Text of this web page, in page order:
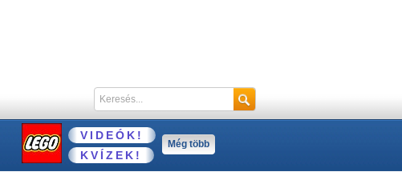
VIDEÓK!
KVÍZEK!
Még több